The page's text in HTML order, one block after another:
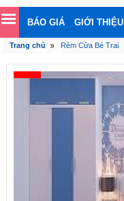
BÁO GIÁ GIỚI THIỆU
Trang chủ Rèm Cửa Bé Trai